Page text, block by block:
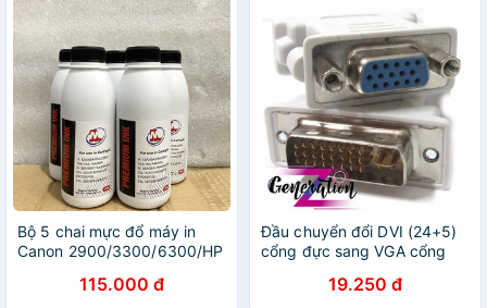
Bộ 5 chai mực đổ máy in
Canon 2900/3300/6300/HP
115.000 đ
Đầu chuyển đổi DVI (24+5)
cổng đực sang VGA cổng
19.250 đ